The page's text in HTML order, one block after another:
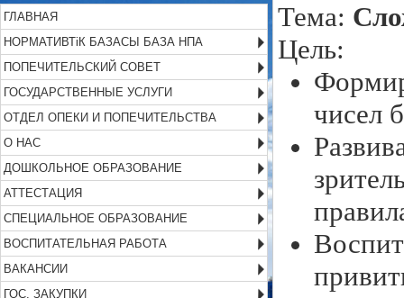
ГЛАВНАЯ
НОРМАТИВТіК БАЗАСЫ БАЗА НПА
ПОПЕЧИТЕЛЬСКИЙ СОВЕТ
ГОСУДАРСТВЕННЫЕ УСЛУГИ
ОТДЕЛ ОПЕКИ И ПОПЕЧИТЕЛЬСТВА
О НАС
ДОШКОЛЬНОЕ ОБРАЗОВАНИЕ
АТТЕСТАЦИЯ
СПЕЦИАЛЬНОЕ ОБРАЗОВАНИЕ
ВОСПИТАТЕЛЬНАЯ РАБОТА
ВАКАНСИИ
ГОС. ЗАКУПКИ
Тема:
Цель:
чисел